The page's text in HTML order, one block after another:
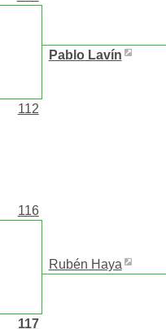
112
116
117
Pablo Lavín
Rubén Haya